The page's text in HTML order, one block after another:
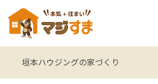
垣本ハウジングの家づくり